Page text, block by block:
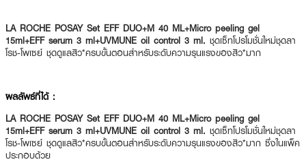
LA ROCHE POSAY Set EFF DUO+M 40 ML+Micro peeling gel
15ml+EFF serum 3 ml+UVMUNE oil control 3 ml. ชุดเซ็ทโปรโมชั่นใหม่ชุดลา
โรช-โพเซย์ ชุดดูแลสิว*ครบขั้นตอนสำหรับระดับความรุนแรงของสิว*มาก
ผลลัพธ์ที่ได้ :
LA ROCHE POSAY Set EFF DUO+M 40 ML+Micro peeling gel
15ml+EFF serum 3 ml+UVMUNE oil control 3 ml. ชุดเซ็ทโปรโมชั่นใหม่ชุดลา
โรช-โพเซย์ ชุดดูแลสิว*ครบขั้นตอนสำหรับระดับความรุนแรงของสิว*มาก ซึ่งในแพ็ค
ประกอบด้วย